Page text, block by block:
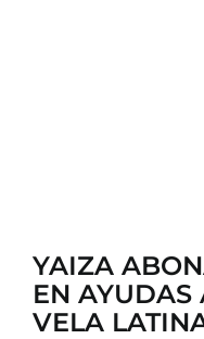
YAIZA
EN AYUDAS
VELA